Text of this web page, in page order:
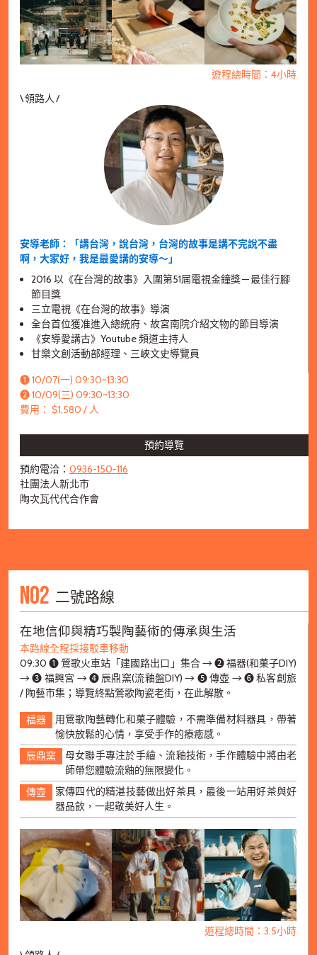
遊程總時間：4小時
\ 領路人 /
安導老師：「講台灣，說台灣，台灣的故事是講不完說不盡
啊，大家好，我是最愛講的安導～」
2016 以《在台灣的故事》入圍第51屆電視金鐘獎－最佳行腳
節目獎
三立電視《在台灣的故事》導演
全台首位獲准進入總統府、故宮南院介紹文物的節目導演
《安導愛講古》Youtube 頻道主持人
甘樂文創活動部經理、三峽文史導覽員
➊ 10/07(一) 09:30~13:30
➋ 10/09(三) 09:30~13:30
費用： $1,580 / 人
預約導覽
預約電洽： 0936-150-116
社團法人新北市
陶次瓦代代合作會
NO2 二號路線
在地信仰與精巧製陶藝術的傳承與生活
本路線全程採接駁車移動
09:30 ➊ 鶯歌火車站「建國路出口」集合 → ➋ 福器(和菓子DIY)
→ ➌ 福興宮 → ➍ 辰鼎窯(流釉盤DIY) → ➎ 傳壺 → ➏ 私客創旅
/ 陶藝市集；導覽終點鶯歌陶瓷老街，在此解散。
福器
用鶯歌陶藝轉化和菓子體驗，不需準備材料器具，帶著
愉快放鬆的心情，享受手作的療癒感。
辰鼎窯
母女聯手專注於手繪、流釉技術，手作體驗中將由老
師帶您體驗流釉的無限變化。
傳壺
家傳四代的精湛技藝做出好茶具，最後一站用好茶與好
器品飲，一起敬美好人生。
遊程總時間：3.5小時